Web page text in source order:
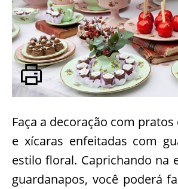
Faça a decoração com
e xícaras enfeitadas com
estilo floral. Caprichando na
guardanapos, você poderá